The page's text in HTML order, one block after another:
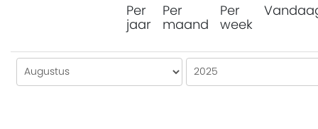
Per
jaar
Per
maand
Per
week